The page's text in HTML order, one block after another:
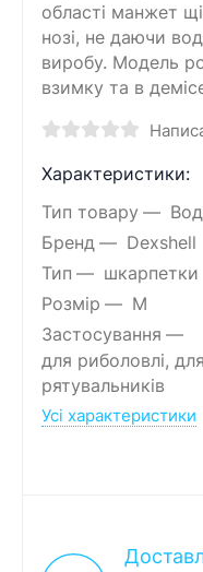
області манжет
нозі, не даючи
виробу. Модель
взимку та в
Характеристики:
Тип товару
Бренд
Dexshell
Тип
шкарпетки
Розмір
M
Застосування
для риболовлі,
рятувальників
Усі характеристики